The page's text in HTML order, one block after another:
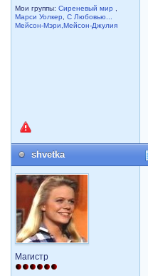
Мои группы:Сиреневый мир
Марси Уолкер
,С Любовью...
Мейсон-Мэри,Мейсон-Джулия
shvetka
Магистр